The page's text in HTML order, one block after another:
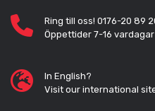
Ring till oss! 0176-20 89
Öppettider 7-16 vardagar
In English?
Visit our international